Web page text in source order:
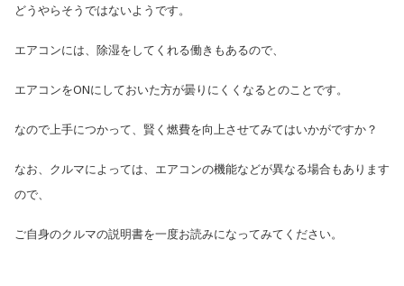
どうやらそうではないようです。
エアコンには、除湿をしてくれる働きもあるので、
エアコンをONにしておいた方が曇りにくくなるとのことです。
なので上手につかって、賢く燃費を向上させてみてはいかがですか？
なお、クルマによっては、エアコンの機能などが異なる場合もあります
ので、
ご自身のクルマの説明書を一度お読みになってみてください。